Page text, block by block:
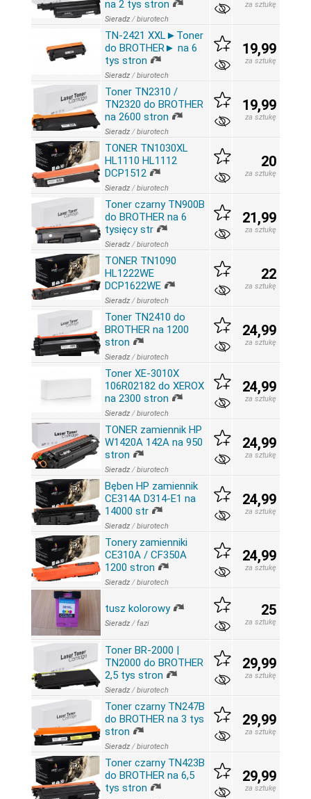
na 2 tys stron
Sieradz /biurotech
za sztukę
TN-2421 XXL►Toner
do BROTHER► na 6
tys stron
Sieradz /biurotech
19,99
za sztukę
Toner TN2310 /
TN2320 do BROTHER
na 2600 stron
Sieradz /biurotech
19,99
za sztukę
TONER TN1030XL
HL1110 HL1112
DCP1512
Sieradz /biurotech
20
za sztukę
Toner czarny TN900B
do BROTHER na 6
tysięcy str
Sieradz /biurotech
21,99
za sztukę
TONER TN1090
HL1222WE
DCP1622WE
Sieradz /biurotech
22
za sztukę
Toner TN2410 do
BROTHER na 1200
stron
Sieradz /biurotech
24,99
za sztukę
Toner XE-3010X
106R02182 do XEROX
na 2300 stron
Sieradz /biurotech
24,99
za sztukę
TONER zamiennik HP
W1420A 142A na 950
stron
Sieradz /biurotech
24,99
za sztukę
Bęben HP zamiennik
CE314A D314-E1 na
14000 str
Sieradz /biurotech
24,99
za sztukę
Tonery zamienniki
CE310A / CF350A
1200 stron
Sieradz /biurotech
24,99
za sztukę
tusz kolorowy
Sieradz /fazi
25
za sztukę
Toner BR-2000 |
TN2000 do BROTHER
2,5 tys stron
Sieradz /biurotech
29,99
za sztukę
Toner czarny TN247B
do BROTHER na 3 tys
stron
Sieradz /biurotech
29,99
za sztukę
Toner czarny TN423B
do BROTHER na 6,5
tys stron
29,99
za sztukę